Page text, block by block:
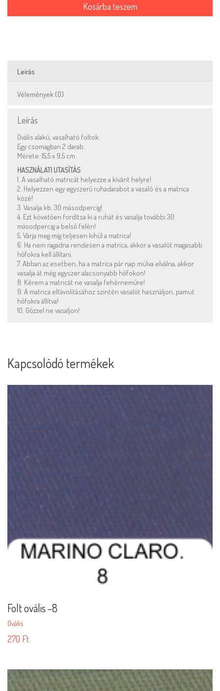
Kosárba teszem
Leírás
Vélemények (0)
Leírás
Ovális alakú, vasalható foltok.
Egy csomagban 2 darab.
Mérete: 15,5 x 9,5 cm
HASZNÁLATI UTASÍTÁS
1. A vasalható matricát helyezze a kívánt helyre!
2. Helyezzen egy egyszerű ruhadarabot a vasaló és a matrica
közé!
3. Vasalja kb. 30 másodpercig!
4. Ezt követően fordítsa ki a ruhát és vasalja további 30
másodpercig a belső felén!
5. Várja meg míg teljesen kihűl a matrica!
6. Ha nem ragadna rendesen a matrica, akkor a vasalót magasabb
hőfokra kell állítani.
7. Abban az esetben, ha a matrica pár nap múlva elválna, akkor
vasalja át még egyszer alacsonyabb hőfokon!
8. Kérem a matricát ne vasalja fehérneműre!
9. A matrica eltávolításához szintén vasalót használjon, pamut
hőfokra állítva!
10. Gőzzel ne vasaljon!
Kapcsolódó termékek
Folt ovális -8
Ovális
270 Ft